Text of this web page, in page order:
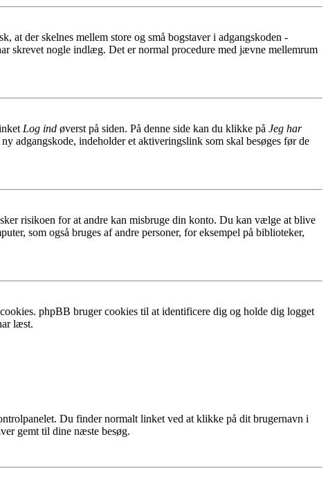
der skelnes mellem store og små bogstaver i adgangskoden -
skrevet nogle indlæg. Det er normal procedure med jævne mellemrum
Log ind øverst på siden. På denne side kan du klikke på Jeg har
adgangskode, indeholder et aktiveringslink som skal besøges før de
risikoen for at andre kan misbruge din konto. Du kan vælge at blive
som også bruges af andre personer, for eksempel på biblioteker,
phpBB bruger cookies til at identificere dig og holde dig logget
læst.
Du finder normalt linket ved at klikke på dit brugernavn i
gemt til dine næste besøg.